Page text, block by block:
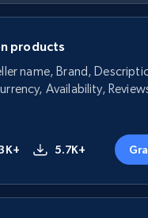
products
name, Brand,
Availability,
5.7K+